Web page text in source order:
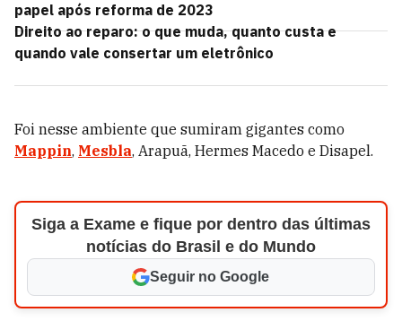
papel após reforma de 2023
Direito ao reparo: o que muda, quanto custa e
quando vale consertar um eletrônico
Foi nesse ambiente que sumiram gigantes como
Mappin, Mesbla, Arapuã, Hermes Macedo e Disapel.
Siga a Exame e fique por dentro das últimas
notícias do Brasil e do Mundo
Seguir no Google